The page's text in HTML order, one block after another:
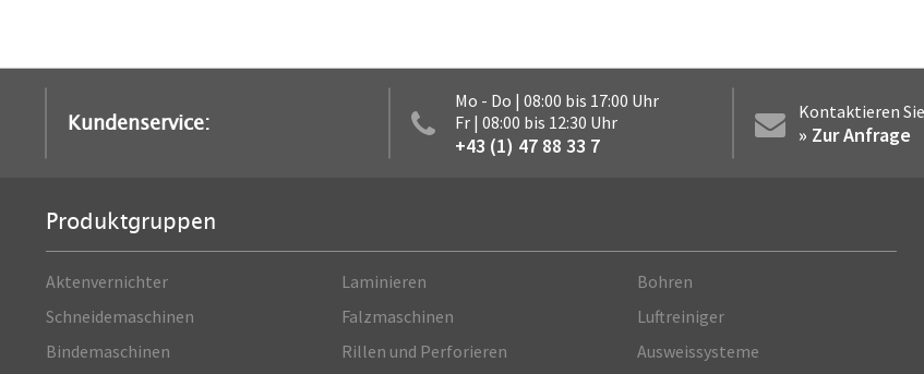
Kundenservice:
Mo - Do | 08:00 bis 17:00 Uhr
Fr | 08:00 bis 12:30 Uhr
+43 (1) 47 88 33 7
Kontaktieren
» Zur Anfrage
Produktgruppen
Aktenvernichter
Schneidemaschinen
Bindemaschinen
Laminieren
Falzmaschinen
Rillen und Perforieren
Bohren
Luftreiniger
Ausweissysteme